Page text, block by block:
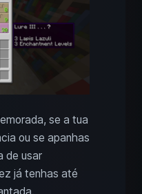
se a tua
ou se apanhas
de usar
já tenhas até